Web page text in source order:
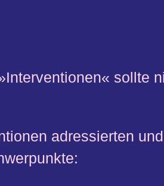
sollte
adressierten